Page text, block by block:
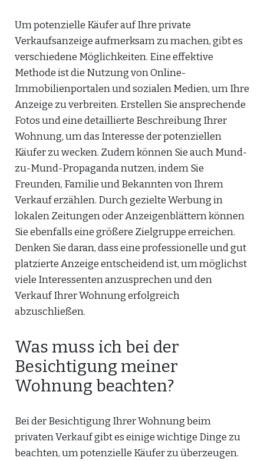
Um potenzielle Käufer auf Ihre private
Verkaufsanzeige aufmerksam zu machen, gibt es
verschiedene Möglichkeiten. Eine effektive
Methode ist die Nutzung von Online-
Immobilienportalen und sozialen Medien, um Ihre
Anzeige zu verbreiten. Erstellen Sie ansprechende
Fotos und eine detaillierte Beschreibung Ihrer
Wohnung, um das Interesse der potenziellen
Käufer zu wecken. Zudem können Sie auch Mund-
zu-Mund-Propaganda nutzen, indem Sie
Freunden, Familie und Bekannten von Ihrem
Verkauf erzählen. Durch gezielte Werbung in
lokalen Zeitungen oder Anzeigenblättern können
Sie ebenfalls eine größere Zielgruppe erreichen.
Denken Sie daran, dass eine professionelle und gut
platzierte Anzeige entscheidend ist, um möglichst
viele Interessenten anzusprechen und den
Verkauf Ihrer Wohnung erfolgreich
abzuschließen.
Was muss ich bei der
Besichtigung meiner
Wohnung beachten?
Bei der Besichtigung Ihrer Wohnung beim
privaten Verkauf gibt es einige wichtige Dinge zu
beachten, um potenzielle Käufer zu überzeugen.